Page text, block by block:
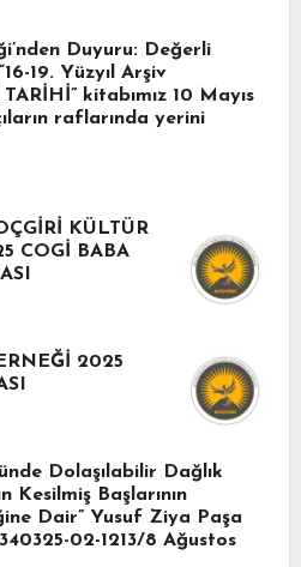
Duyuru: Değerli
19. Yüzyıl Arşiv
kitabımız 10 Mayıs
raflarında yerini
KÜLTÜR
COGİ BABA
2025
Dolaşılabilir Dağlık
Kesilmiş Başlarının
Dair” Yusuf Ziya Paşa
02-1213/8 Ağustos